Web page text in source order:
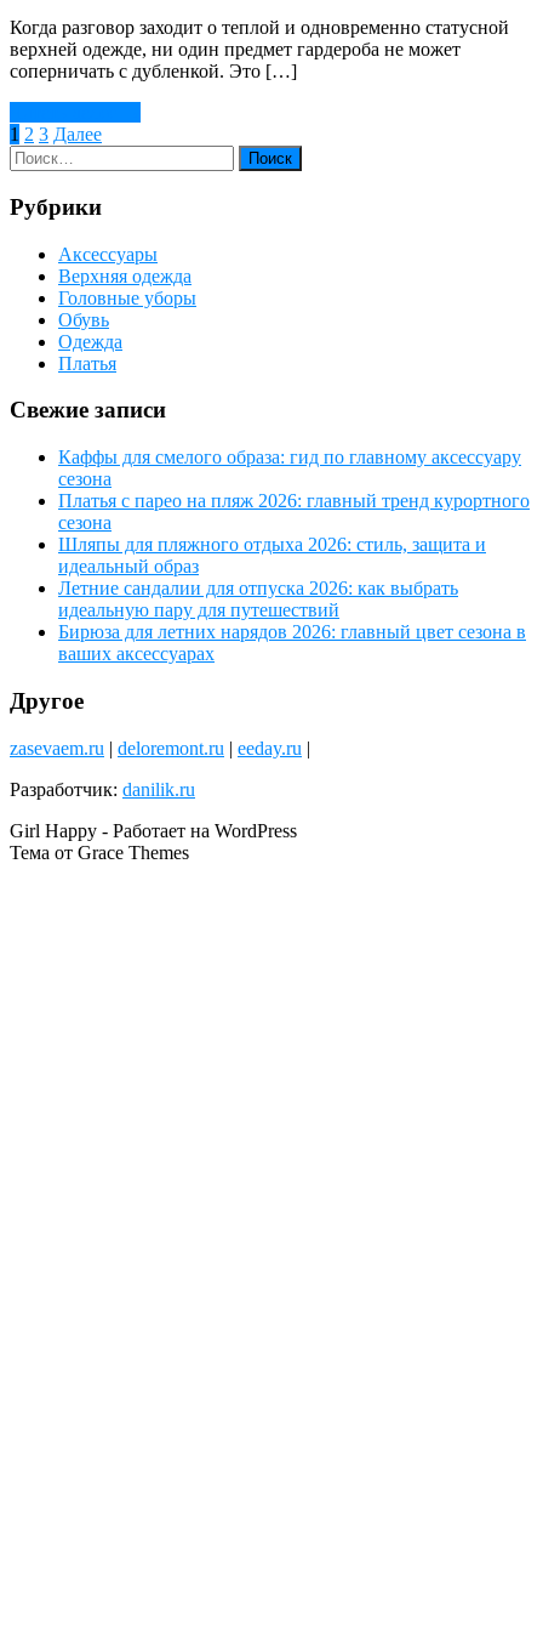
Когда разговор заходит о теплой и одновременно статусной
верхней одежде, ни один предмет гардероба не может
соперничать с дубленкой. Это […]
Пагинация
записей
1 2 3 Далее
Рубрики
Аксессуары
Верхняя одежда
Головные уборы
Обувь
Одежда
Платья
Свежие записи
Каффы для смелого образа: гид по главному аксессуару
сезона
Платья с парео на пляж 2026: главный тренд курортного
сезона
Шляпы для пляжного отдыха 2026: стиль, защита и
идеальный образ
Летние сандалии для отпуска 2026: как выбрать
идеальную пару для путешествий
Бирюза для летних нарядов 2026: главный цвет сезона в
ваших аксессуарах
Другое
zasevaem.ru | deloremont.ru | eeday.ru |
Разработчик: danilik.ru
Girl Happy - Работает на WordPress
Тема от Grace Themes